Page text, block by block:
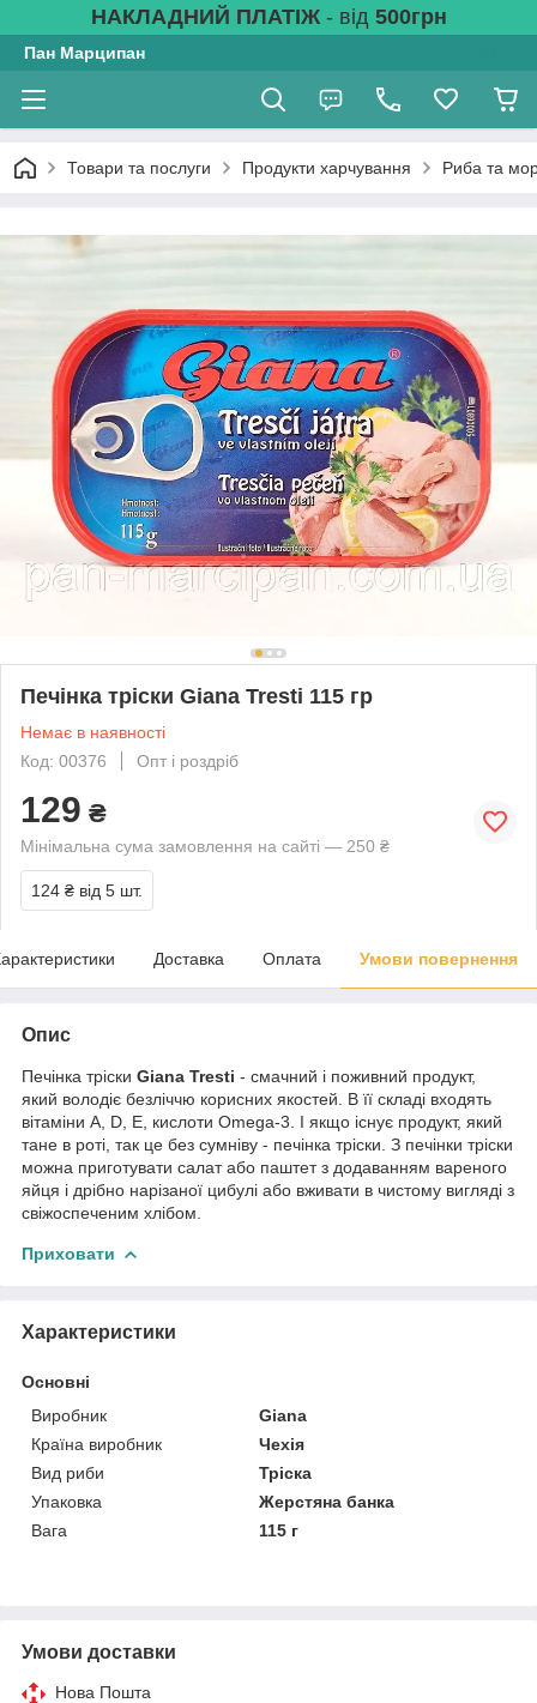
НАКЛАДНИЙ ПЛАТІЖ- від 500грн
Пан Марципан
Товари та послуги Продукти харчування Риба та
Печінка тріски Giana Tresti 115 гр
Немає в наявності
Код: 00376
Опт і роздріб
129 ₴
Мінімальна сума замовлення на сайті — 250 ₴
124 ₴ від 5 шт.
Доставка Оплата Умови повернення
Опис
Печінка тріски Giana Tresti - смачний і поживний продукт,
який володіє безліччю корисних якостей. В її складі входять
вітаміни A, D, E, кислоти Omega-3. І якщо існує продукт, який
тане в роті, так це без сумніву - печінка тріски. З печінки тріски
можна приготувати салат або паштет з додаванням вареного
яйця і дрібно нарізаної цибулі або вживати в чистому вигляді з
свіжоспеченим хлібом.
Приховати
Характеристики
Основні
Виробник
Giana
Країна виробник
Чехія
Вид риби
Тріска
Упаковка
Жерстяна банка
Вага
115 г
Умови доставки
Нова Пошта